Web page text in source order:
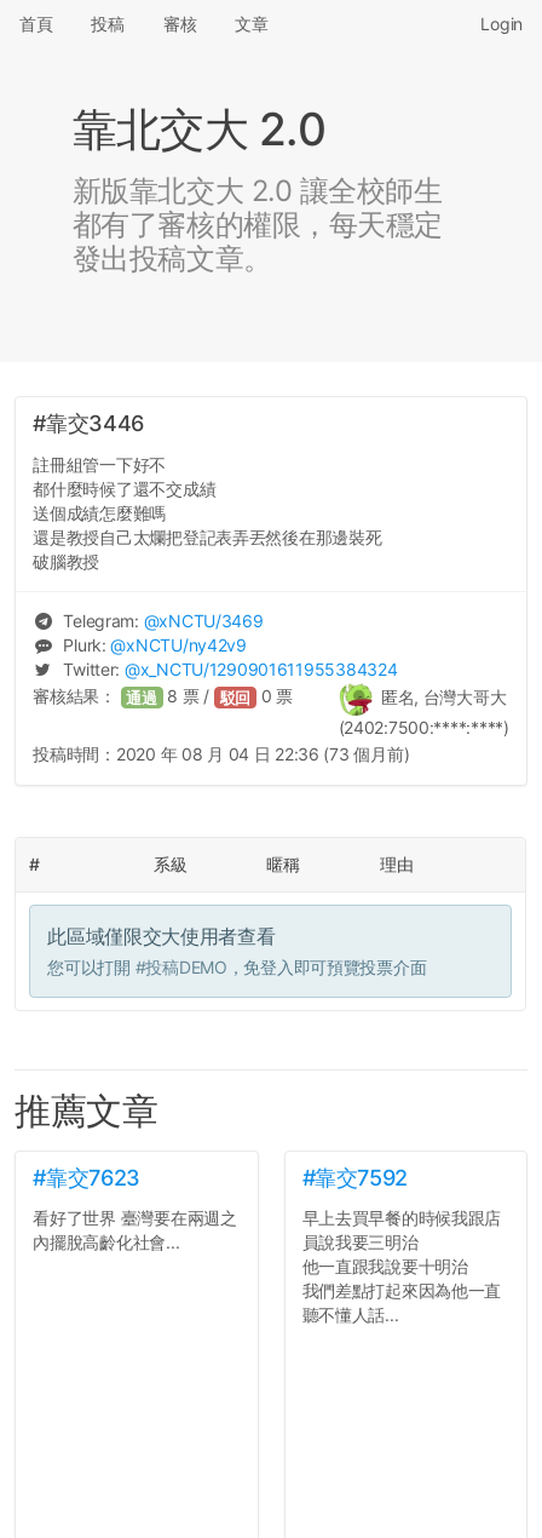
首頁 投稿 審核 文章 Login
靠北交大 2.0
新版靠北交大 2.0 讓全校師生
都有了審核的權限，每天穩定
發出投稿文章。
#靠交3446
註冊組管一下好不
都什麼時候了還不交成績
送個成績怎麼難嗎
還是教授自己太爛把登記表弄丟然後在那邊裝死
破腦教授
Telegram: @xNCTU/3469
Plurk:@xNCTU/ny42v9
Twitter: @x_NCTU/1290901611955384324
匿名, 台灣大哥大
(2402:7500:****:****)
審核結果： 通過 8 票 / 駁回 0 票
投稿時間： 2020 年 08 月 04 日 22:36 (73 個月前)
# 系級 暱稱 理由
此區域僅限交大使用者查看
您可以打開 #投稿DEMO ，免登入即可預覽投票介面
推薦文章
#靠交7623
看好了世界 臺灣要在兩週之
內擺脫高齡化社會...
#靠交7592
早上去買早餐的時候我跟店
員說我要三明治
他一直跟我說要十明治
我們差點打起來因為他一直
聽不懂人話...